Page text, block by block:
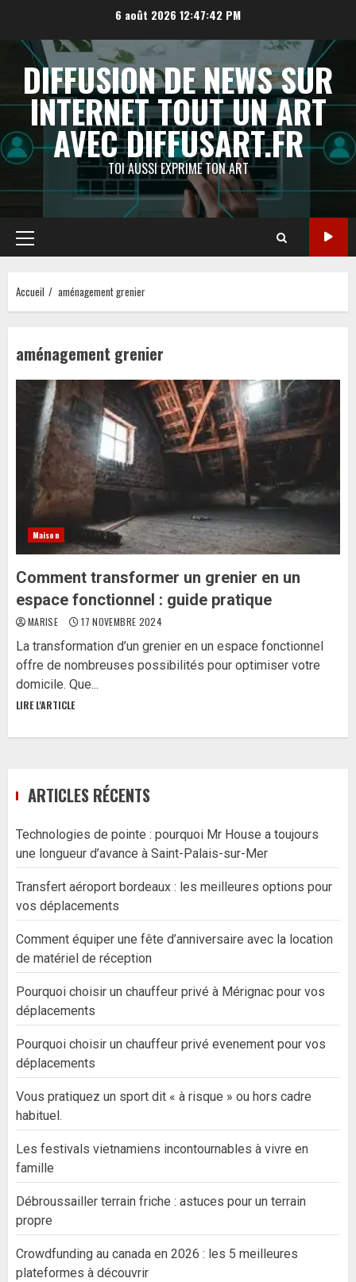
contenu
6 août 2026 12:47:43 PM
DIFFUSION DE NEWS SUR
INTERNET TOUT UN ART
AVEC DIFFUSART.FR
TOI AUSSI EXPRIME TON ART
Menu
principal
Accueil aménagement grenier
aménagement grenier
Maison
Comment transformer un grenier en un
espace fonctionnel : guide pratique
MARISE 17 NOVEMBRE 2024
La transformation d’un grenier en un espace fonctionnel
offre de nombreuses possibilités pour optimiser votre
domicile. Que...
LIRE L'ARTICLE
ARTICLES RÉCENTS
Technologies de pointe : pourquoi Mr House a toujours
une longueur d’avance à Saint-Palais-sur-Mer
Transfert aéroport bordeaux : les meilleures options pour
vos déplacements
Comment équiper une fête d’anniversaire avec la location
de matériel de réception
Pourquoi choisir un chauffeur privé à Mérignac pour vos
déplacements
Pourquoi choisir un chauffeur privé evenement pour vos
déplacements
Vous pratiquez un sport dit « à risque » ou hors cadre
habituel.
Les festivals vietnamiens incontournables à vivre en
famille
Débroussailler terrain friche : astuces pour un terrain
propre
Crowdfunding au canada en 2026 : les 5 meilleures
plateformes à découvrir